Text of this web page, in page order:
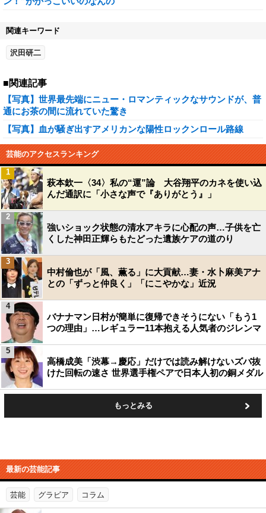
関連キーワード
沢田研二
■関連記事
【写真】世界最先端にニュー・ロマンティックなサウンドが、普
通にお茶の間に流れていた驚き
【写真】血が騒ぎ出すアメリカンな陽性ロックンロール路線
芸能のアクセスランキング
萩本欽一〈34〉私の“運”論 大谷翔平のカネを使い込
んだ通訳に「小さな声で『ありがとう』」
1
強いショック状態の清水アキラに心配の声…子供を亡
くした神田正輝らもたどった遺族ケアの道のり
2
中村倫也が「風、薫る」に大貢献…妻・水卜麻美アナ
との「ずっと仲良く」「にこやかな」近況
3
バナナマン日村が簡単に復帰できそうにない「もう1
つの理由」…レギュラー11本抱える人気者のジレンマ
4
高橋成美「渋幕→慶応」だけでは読み解けないズバ抜
けた回転の速さ 世界選手権ペアで日本人初の銅メダル
5
もっとみる
最新の芸能記事
芸能 グラビア コラム